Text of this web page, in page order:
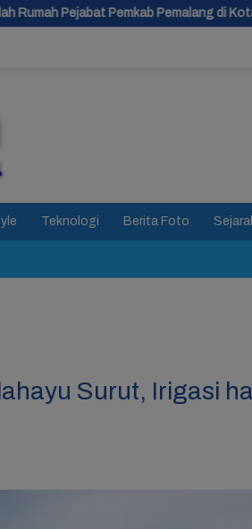
Pemalang di Kota Tegal, Ketua RT
Teknologi Berita Foto
Surut, Irigasi